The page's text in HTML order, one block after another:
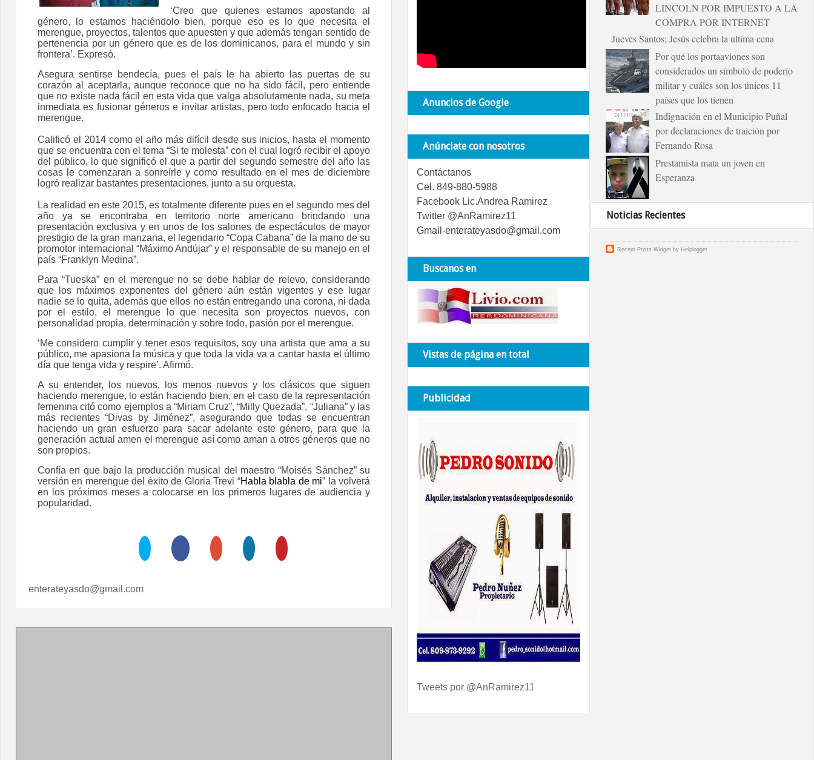
‘Creo que quienes estamos apostando al
género, lo estamos haciéndolo bien, porque eso es lo que necesita el
merengue, proyectos, talentos que apuesten y que además tengan sentido de
pertenencia por un género que es de los dominicanos, para el mundo y sin
frontera’. Expresó.
Asegura sentirse bendecía, pues el país le ha abierto las puertas de su
corazón al aceptarla, aunque reconoce que no ha sido fácil, pero entiende
que no existe nada fácil en esta vida que valga absolutamente nada, su meta
inmediata es fusionar géneros e invitar artistas, pero todo enfocado hacia el
merengue.
Calificó el 2014 como el año más difícil desde sus inicios, hasta el momento
que se encuentra con el tema “Si te molesta” con el cual logró recibir el apoyo
del público, lo que significó el que a partir del segundo semestre del año las
cosas le comenzaran a sonreírle y como resultado en el mes de diciembre
logró realizar bastantes presentaciones, junto a su orquesta.
La realidad en este 2015, es totalmente diferente pues en el segundo mes del
año ya se encontraba en territorio norte americano brindando una
presentación exclusiva y en unos de los salones de espectáculos de mayor
prestigio de la gran manzana, el legendario “Copa Cabana” de la mano de su
promotor internacional “Máximo Andújar” y el responsable de su manejo en el
país “Franklyn Medina”.
Para “Tueska” en el merengue no se debe hablar de relevo, considerando
que los máximos exponentes del género aún están vigentes y ese lugar
nadie se lo quita, además que ellos no están entregando una corona, ni dada
por el estilo, el merengue lo que necesita son proyectos nuevos, con
personalidad propia, determinación y sobre todo, pasión por el merengue.
‘Me considero cumplir y tener esos requisitos, soy una artista que ama a su
público, me apasiona la música y que toda la vida va a cantar hasta el último
día que tenga vida y respire’. Afirmó.
A su entender, los nuevos, los menos nuevos y los clásicos que siguen
haciendo merengue, lo están haciendo bien, en el caso de la representación
femenina citó como ejemplos a “Miriam Cruz”, “Milly Quezada”, “Juliana” y las
más recientes “Divas by Jiménez”, asegurando que todas se encuentran
haciendo un gran esfuerzo para sacar adelante este género, para que la
generación actual amen el merengue así como aman a otros géneros que no
son propios.
Confía en que bajo la producción musical del maestro “Moisés Sánchez” su
versión en merengue del éxito de Gloria Trevi “Habla blabla de mi” la volverá
en los próximos meses a colocarse en los primeros lugares de audiencia y
popularidad.
enterateyasdo@gmail.com
Anuncios de Google
Anúnciate con nosotros
Contáctanos
Cel. 849-880-5988
Facebook Lic.Andrea Ramirez
Twitter @AnRamirez11
Gmail-enterateyasdo@gmail.com
Buscanos en
Vistas de página en total
Publicidad
Tweets por @AnRamirez11
LINCOLN POR IMPUESTO A LA
COMPRA POR INTERNET
Jueves Santos; Jesús celebra la ultima cena
Por qué los portaaviones son
considerados un símbolo de poderío
militar y cuáles son los únicos 11
países que los tienen
Indignación en el Municipio Puñal
por declaraciones de traición por
Fernando Rosa
Prestamista mata un joven en
Esperanza
Noticias Recientes
Recent Posts Widgetby Helplogger